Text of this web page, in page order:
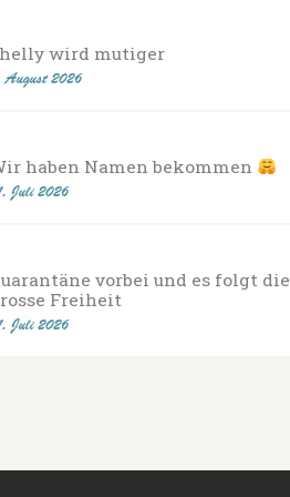
wird mutiger
August 2026
haben Namen bekommen
Juli 2026
vorbei und es folgt die
Freiheit
Juli 2026